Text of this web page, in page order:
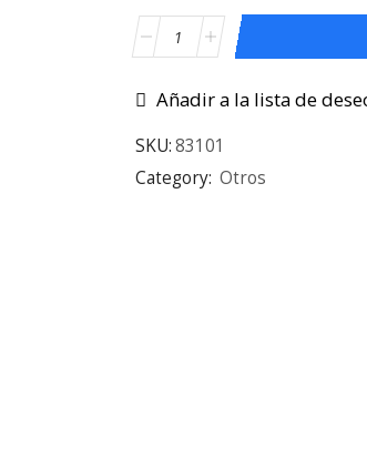
Añadir a la lista de
SKU:83101
Category: Otros